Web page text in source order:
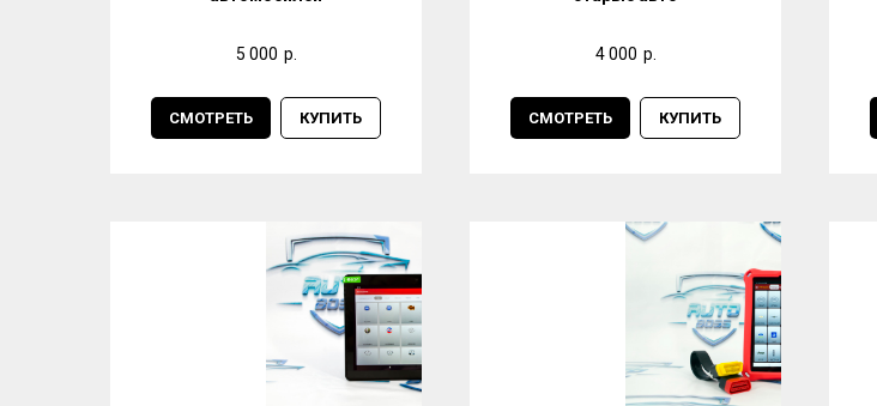
5 000 р.
СМОТРЕТЬ КУПИТЬ
4 000 р.
СМОТРЕТЬ КУПИТЬ